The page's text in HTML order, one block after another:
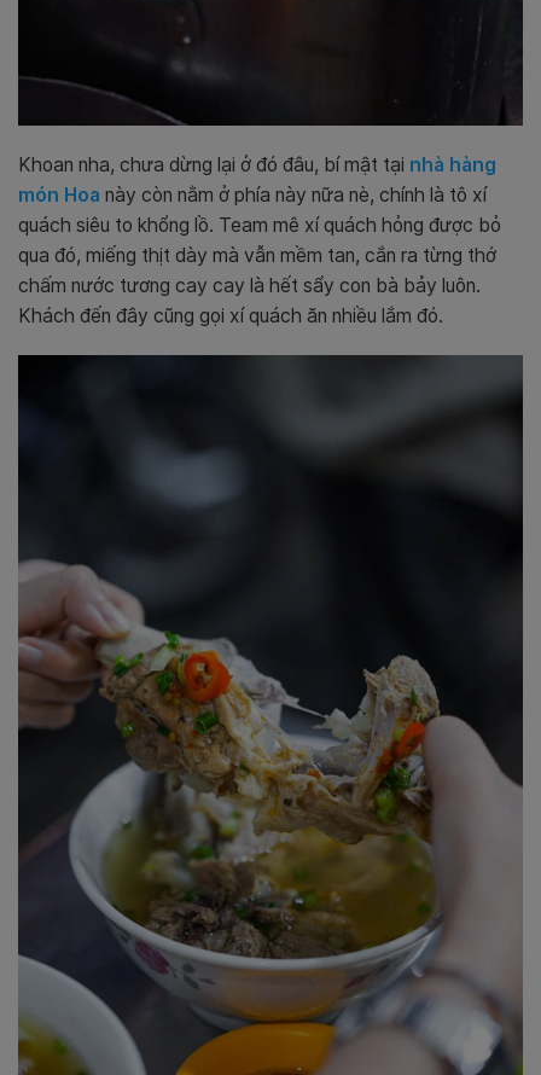
Khoan nha, chưa dừng lại ở đó đâu, bí mật tại nhà hàng
món Hoa này còn nằm ở phía này nữa nè, chính là tô xí
quách siêu to khổng lồ. Team mê xí quách hỏng được bỏ
qua đó, miếng thịt dày mà vẫn mềm tan, cắn ra từng thớ
chấm nước tương cay cay là hết sẩy con bà bảy luôn.
Khách đến đây cũng gọi xí quách ăn nhiều lắm đó.